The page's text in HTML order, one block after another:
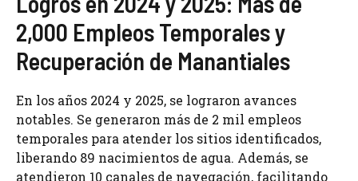
2,000 Empleos Temporales y
Recuperación de Manantiales
En los años 2024 y 2025, se lograron avances
notables. Se generaron más de 2 mil empleos
temporales para atender los sitios identificados,
liberando 89 nacimientos de agua. Además, se
atendieron 10 canales de navegación, facilitando